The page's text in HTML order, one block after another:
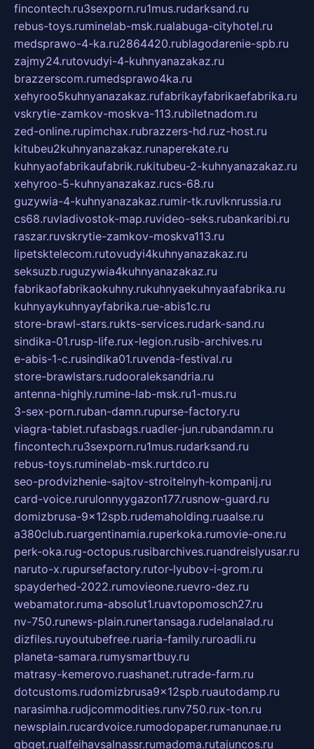
fincontech.ru3sexporn.ru1mus.rudarksand.ru
rebus-toys.ruminelab-msk.rualabuga-cityhotel.ru
medsprawo-4-ka.ru2864420.rublagodarenie-spb.ru
zajmy24.rutovudyi-4-kuhnyanazakaz.ru
brazzerscom.rumedsprawo4ka.ru
xehyroo5kuhnyanazakaz.rufabrikayfabrikaefabrika.ru
vskrytie-zamkov-moskva-113.rubiletnadom.ru
zed-online.rupimchax.rubrazzers-hd.ruz-host.ru
kitubeu2kuhnyanazakaz.runaperekate.ru
kuhnyaofabrikaufabrik.rukitubeu-2-kuhnyanazakaz.ru
xehyroo-5-kuhnyanazakaz.rucs-68.ru
guzywia-4-kuhnyanazakaz.rumir-tk.ruvlknrussia.ru
cs68.ruvladivostok-map.ruvideo-seks.rubankaribi.ru
raszar.ruvskrytie-zamkov-moskva113.ru
lipetsktelecom.rutovudyi4kuhnyanazakaz.ru
seksuzb.ruguzywia4kuhnyanazakaz.ru
fabrikaofabrikaokuhny.rukuhnyaekuhnyaafabrika.ru
kuhnyaykuhnyayfabrika.rue-abis1c.ru
store-brawl-stars.rukts-services.rudark-sand.ru
sindika-01.rusp-life.rux-legion.rusib-archives.ru
e-abis-1-c.rusindika01.ruvenda-festival.ru
store-brawlstars.rudooraleksandria.ru
antenna-highly.rumine-lab-msk.ru1-mus.ru
3-sex-porn.ruban-damn.rupurse-factory.ru
viagra-tablet.rufasbags.ruadler-jun.rubandamn.ru
fincontech.ru3sexporn.ru1mus.rudarksand.ru
rebus-toys.ruminelab-msk.rurtdco.ru
seo-prodvizhenie-sajtov-stroitelnyh-kompanij.ru
card-voice.rurulonnyygazon177.rusnow-guard.ru
domizbrusa-9x12spb.rudemaholding.ruaalse.ru
a380club.ruargentinamia.ruperkoka.rumovie-one.ru
perk-oka.rug-octopus.rusibarchives.ruandreislyusar.ru
naruto-x.rupursefactory.rutor-lyubov-i-grom.ru
spayderhed-2022.rumovieone.ruevro-dez.ru
webamator.ruma-absolut1.ruavtopomosch27.ru
nv-750.runews-plain.runertansaga.rudelanalad.ru
dizfiles.ruyoutubefree.ruaria-family.ruroadli.ru
planeta-samara.rumysmartbuy.ru
matrasy-kemerovo.ruashanet.rutrade-farm.ru
dotcustoms.rudomizbrusa9x12spb.ruautodamp.ru
narasimha.rudjcommodities.runv750.rux-ton.ru
newsplain.rucardvoice.rumodopaper.rumanunae.ru
gbget.rualfeihavsalnassr.rumadoma.rutajuncos.ru